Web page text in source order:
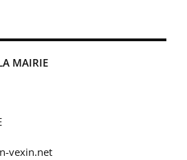
MAIRIE
vexin.net